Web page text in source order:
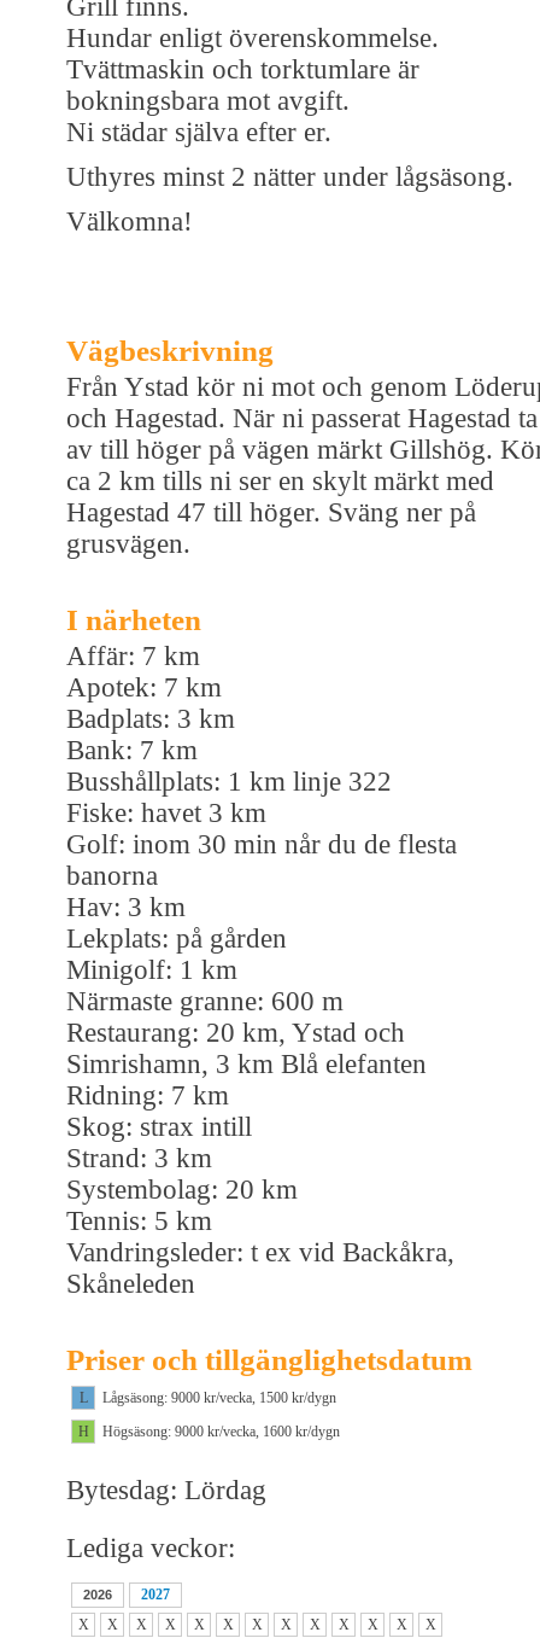
Grill finns.
Hundar enligt överenskommelse.
Tvättmaskin och torktumlare är
bokningsbara mot avgift.
Ni städar själva efter er.
Uthyres minst 2 nätter under lågsäsong.
Välkomna!
Vägbeskrivning
Från Ystad kör ni mot och genom
och Hagestad. När ni passerat Hagestad ta
av till höger på vägen märkt Gillshög.
ca 2 km tills ni ser en skylt märkt med
Hagestad 47 till höger. Sväng ner på
grusvägen.
I närheten
Affär: 7 km
Apotek: 7 km
Badplats: 3 km
Bank: 7 km
Busshållplats: 1 km linje 322
Fiske: havet 3 km
Golf: inom 30 min når du de flesta
banorna
Hav: 3 km
Lekplats: på gården
Minigolf: 1 km
Närmaste granne: 600 m
Restaurang: 20 km, Ystad och
Simrishamn, 3 km Blå elefanten
Ridning: 7 km
Skog: strax intill
Strand: 3 km
Systembolag: 20 km
Tennis: 5 km
Vandringsleder: t ex vid Backåkra,
Skåneleden
Priser och tillgänglighetsdatum
L
Lågsäsong: 9000 kr/vecka, 1500 kr/dygn
H
Högsäsong: 9000 kr/vecka, 1600 kr/dygn
Bytesdag: Lördag
Lediga veckor:
2026
2027
X
X X X X X X X X X X X X